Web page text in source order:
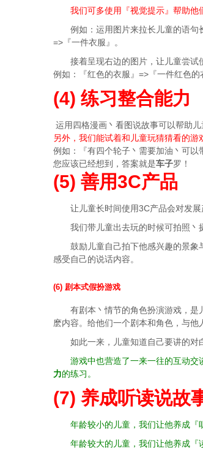
我们可多使用『视觉提示』帮助他
例如：运用图片来拉长儿童的语句
=>『一件衣服』。
接着呈现右边的图片，让儿童尝试
例如：『红色的衣服』=>『一件红色的
(4) 练习整合能力
运用四格漫画丶看图说故事可以帮助儿
另外，我们能试着和儿童玩猜猜看的游
例如：『有四个轮子丶需要加油丶可以
您应该已经想到，答案就是车子罗！
(5) 善用3C产品
让儿童长时间使用3C产品会对发
我们带儿童出去玩的时候可拍照丶
鼓励儿童自己拍下他感兴趣的景
感受自己的说话内容。
(6) 剧本式假扮游戏
有剧本丶情节的角色扮演游戏，
麽内容。给他们一个剧本和角色，与他
如此一来，儿童知道自己要讲的对
游戏中也营造了一来一往的互动交
力的练习。
(7) 养成听读说故
年龄较小的儿童，我们让他养成『
年龄较大的儿童，我们让他养成『